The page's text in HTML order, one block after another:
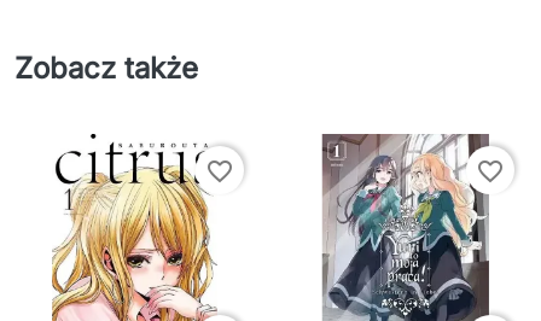
Zobacz także
favorite_border favorite_border